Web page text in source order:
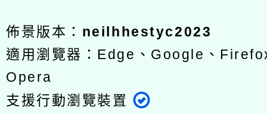
佈景版本： neilhhestyc2023
適用瀏覽器：Edge、Google、
Opera
支援行動瀏覽裝置